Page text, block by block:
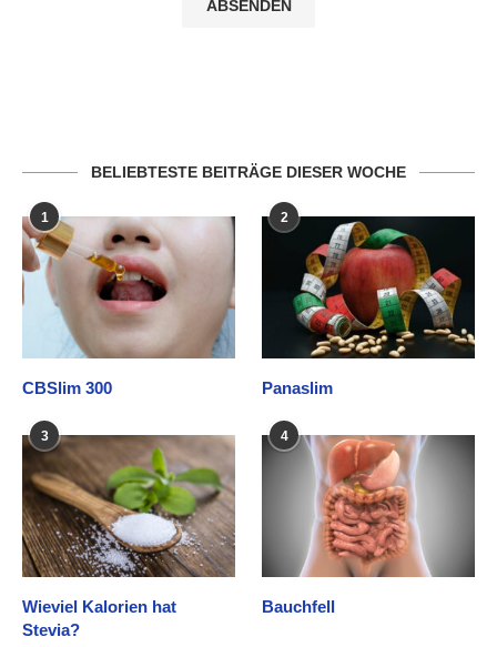
BELIEBTESTE BEITRÄGE DIESER WOCHE
1
CBSlim 300
2
Panaslim
3
Wieviel Kalorien hat
Stevia?
4
Bauchfell